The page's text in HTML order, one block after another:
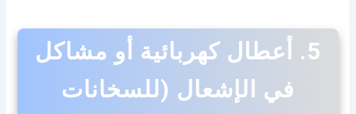
5. أعطال كهربائية أو مشاكل
في الإشعال (للسخانات